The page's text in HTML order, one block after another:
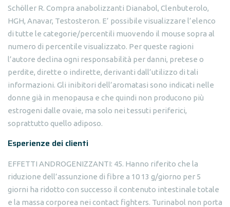
Schöller R. Compra anabolizzanti Dianabol, Clenbuterolo,
HGH, Anavar, Testosteron. E’ possibile visualizzare l’elenco
di tutte le categorie/percentili muovendo il mouse sopra al
numero di percentile visualizzato. Per queste ragioni
l’autore declina ogni responsabilità per danni, pretese o
perdite, dirette o indirette, derivanti dall’utilizzo di tali
informazioni. Gli inibitori dell’aromatasi sono indicati nelle
donne già in menopausa e che quindi non producono più
estrogeni dalle ovaie, ma solo nei tessuti periferici,
soprattutto quello adiposo.
Esperienze dei clienti
EFFETTI ANDROGENIZZANTI: 45. Hanno riferito che la
riduzione dell’assunzione di fibre a 10 13 g/giorno per 5
giorni ha ridotto con successo il contenuto intestinale totale
e la massa corporea nei contact fighters. Turinabol non porta